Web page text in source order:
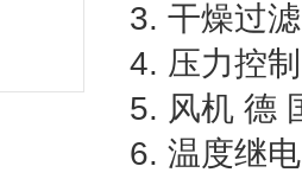
3. 干燥过
4. 压力控
5. 风机 德
6. 温度继